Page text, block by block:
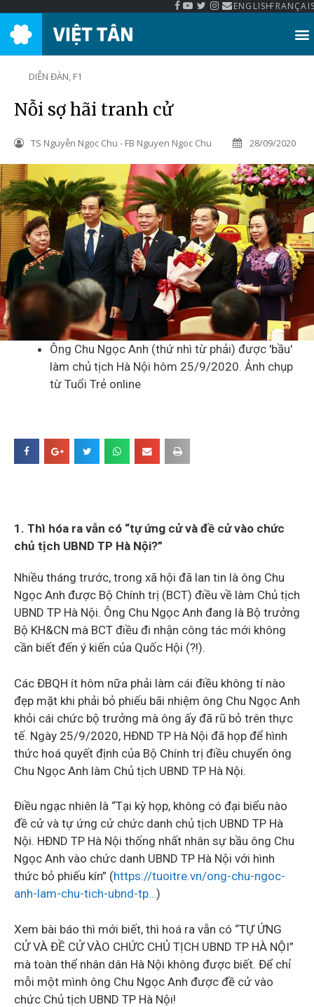
ENGLISH
DIỄN ĐÀN, F1
Nỗi sợ hãi tranh cử
TS Nguyễn Ngọc Chu - FB Nguyen Ngoc Chu 28/09/2020
Ông Chu Ngọc Anh (thứ nhì từ phải) được 'bầu'
làm chủ tịch Hà Nội hôm 25/9/2020. Ảnh chụp
từ Tuổi Trẻ online
1. Thì hóa ra vẫn có “tự ứng cử và đề cử vào chức
chủ tịch UBND TP Hà Nội?”
Nhiều tháng trước, trong xã hội đã lan tin là ông Chu
Ngọc Anh được Bộ Chính trị (BCT) điều về làm Chủ tịch
UBND TP Hà Nội. Ông Chu Ngọc Anh đang là Bộ trưởng
Bộ KH&CN mà BCT điều đi nhận công tác mới không
cần biết đến ý kiến của Quốc Hội (?!).
Các ĐBQH ít hôm nữa phải làm cái điều không tí nào
đẹp mặt khi phải bỏ phiếu bãi nhiệm ông Chu Ngọc Anh
khỏi cái chức bộ trưởng mà ông ấy đã rũ bỏ trên thực
tế. Ngày 25/9/2020, HĐND TP Hà Nội đã họp để hình
thức hoá quyết định của Bộ Chính trị điều chuyển ông
Chu Ngọc Anh làm Chủ tịch UBND TP Hà Nội.
Điều ngạc nhiên là “Tại kỳ họp, không có đại biểu nào
đề cử và tự ứng cử chức danh chủ tịch UBND TP Hà
Nội. HĐND TP Hà Nội thống nhất nhân sự bầu ông Chu
Ngọc Anh vào chức danh UBND TP Hà Nội với hình
thức bỏ phiếu kín” (https://tuoitre.vn/ong-chu-ngoc-
anh-lam-chu-tich-ubnd-tp…)
Xem bài báo thì mới biết, thì hoá ra vẫn có “TỰ ỨNG
CỬ VÀ ĐỀ CỬ VÀO CHỨC CHỦ TỊCH UBND TP HÀ NỘI”
mà toàn thể nhân dân Hà Nội không được biết. Để chỉ
mỗi một mình ông Chu Ngọc Anh được đề cử vào
chức Chủ tịch UBND TP Hà Nội!